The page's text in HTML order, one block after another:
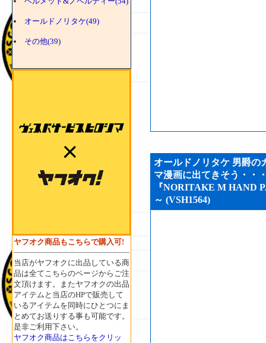
オールドノリタケ(49)
その他(39)
ヤフオク商品もこちらで購入可!
当店がヤフオクに出品している商
品は全てこちらのページからご注
文頂けます。またヤフオクの出品
アイテムと当店のHPで販売して
いるアイテムを同時にひとつにま
とめてお送りする事も可能です。
是非ご利用下さい。
ヤフオク商品はこちらをクリッ
オールドノリタケ 男爵
マ漫画に出てきそう・・
『NORITAKE M HAND
～ (VSH1564)